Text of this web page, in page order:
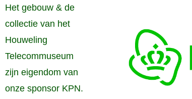
Het gebouw & de
collectie van het
Houweling
Telecommuseum
zijn eigendom van
onze sponsor KPN.